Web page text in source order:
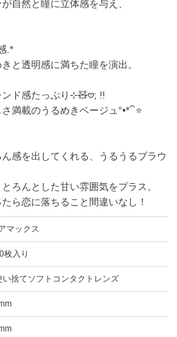
自然と瞳に立体感を与え、
.*
と透明感に満ちた瞳を演出。
ンド感たっぷり⊹🧸𖹭; !!
満載のうるめきベージュ°•*⁀⭐️
感を出してくれる、うるうるブラウ
ろんとした甘い雰囲気をプラス。
ら恋に落ちること間違いなし！
マックス
枚入り
い捨てソフトコンタクトレンズ